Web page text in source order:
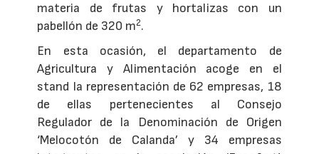
materia de frutas y hortalizas con un
pabellón de 320 m2.
En esta ocasión, el departamento de
Agricultura y Alimentación acoge en el
stand la representación de 62 empresas, 18
de ellas pertenecientes al Consejo
Regulador de la Denominación de Origen
‘Melocotón de Calanda’ y 34 empresas